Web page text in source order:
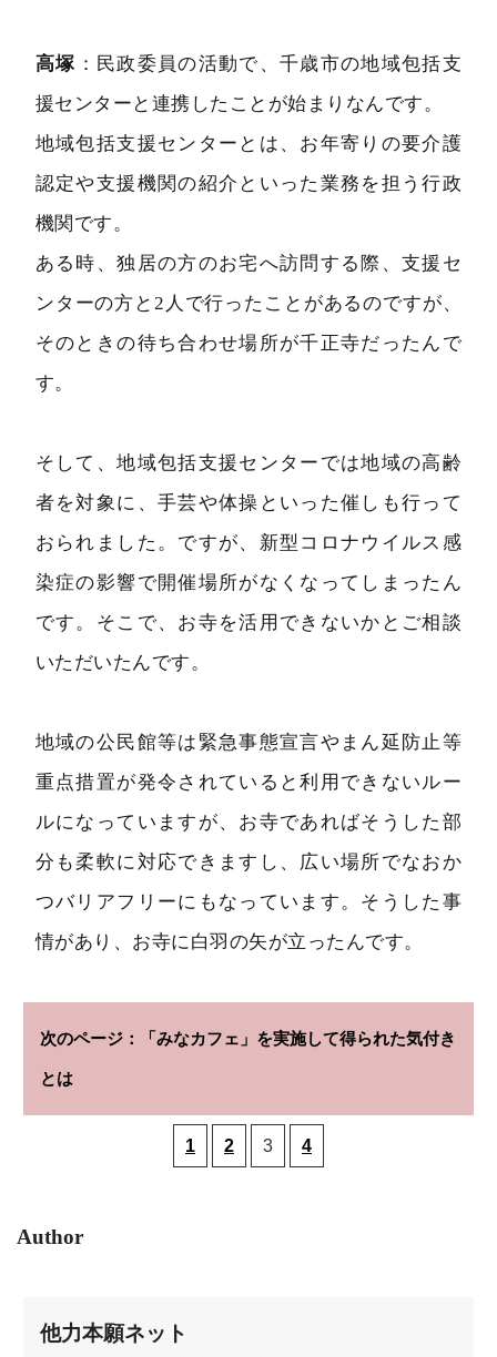
高塚 ：民政委員の活動で、千歳市の地域包括支
援センターと連携したことが始まりなんです。
地域包括支援センターとは、お年寄りの要介護
認定や支援機関の紹介といった業務を担う行政
機関です。
ある時、独居の方のお宅へ訪問する際、支援セ
ンターの方と2人で行ったことがあるのですが、
そのときの待ち合わせ場所が千正寺だったんで
す。
そして、地域包括支援センターでは地域の高齢
者を対象に、手芸や体操といった催しも行って
おられました。ですが、新型コロナウイルス感
染症の影響で開催場所がなくなってしまったん
です。そこで、お寺を活用できないかとご相談
いただいたんです。
地域の公民館等は緊急事態宣言やまん延防止等
重点措置が発令されていると利用できないルー
ルになっていますが、お寺であればそうした部
分も柔軟に対応できますし、広い場所でなおか
つバリアフリーにもなっています。そうした事
情があり、お寺に白羽の矢が立ったんです。
「みなカフェ」を実施して得られた気付き
とは
1 2 3 4
Author
他力本願ネット